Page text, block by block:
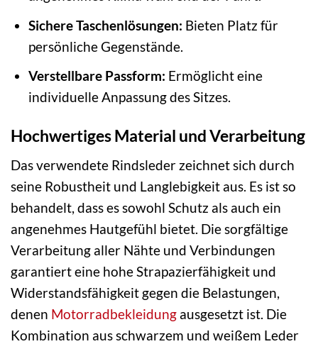
Sichere Taschenlösungen: Bieten Platz für
persönliche Gegenstände.
Verstellbare Passform: Ermöglicht eine
individuelle Anpassung des Sitzes.
Hochwertiges Material und Verarbeitung
Das verwendete Rindsleder zeichnet sich durch
seine Robustheit und Langlebigkeit aus. Es ist so
behandelt, dass es sowohl Schutz als auch ein
angenehmes Hautgefühl bietet. Die sorgfältige
Verarbeitung aller Nähte und Verbindungen
garantiert eine hohe Strapazierfähigkeit und
Widerstandsfähigkeit gegen die Belastungen,
denen Motorradbekleidung ausgesetzt ist. Die
Kombination aus schwarzem und weißem Leder